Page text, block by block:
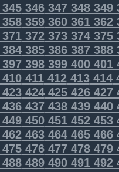
346347348349
359360361362
372373374375
385386387388
398399400401
411412413414
424425426427
437438439440
450451452453
463464465466
476477478479
489490491492